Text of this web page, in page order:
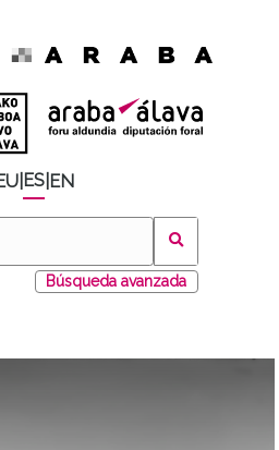
ES EN
Búsqueda avanzada